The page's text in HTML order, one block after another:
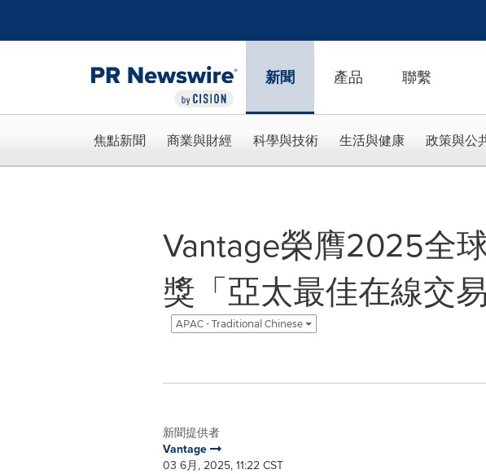
新聞 產品 聯繫
焦點新聞 商業與財經 科學與技術 生活與健康 政策與公
Vantage榮膺2025全
獎「亞太最佳在線交易
APAC - Traditional Chinese
新聞提供者
Vantage
03 6月, 2025, 11:22 CST